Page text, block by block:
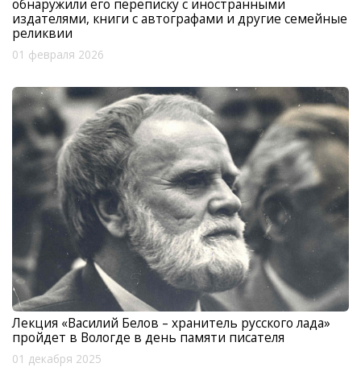
обнаружили его переписку с иностранными
издателями, книги с автографами и другие семейные
реликвии
01 февраля 2026
Лекция «Василий Белов – хранитель русского лада»
пройдет в Вологде в день памяти писателя
01 декабря 2025